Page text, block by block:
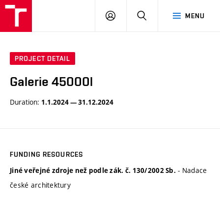
MENU
LOGIN SEARCH
PROJECT DETAIL
Galerie 45000l
Duration: 1.1.2024 — 31.12.2024
FUNDING RESOURCES
Jiné veřejné zdroje než podle zák. č. 130/2002 Sb. - Nadace
české architektury